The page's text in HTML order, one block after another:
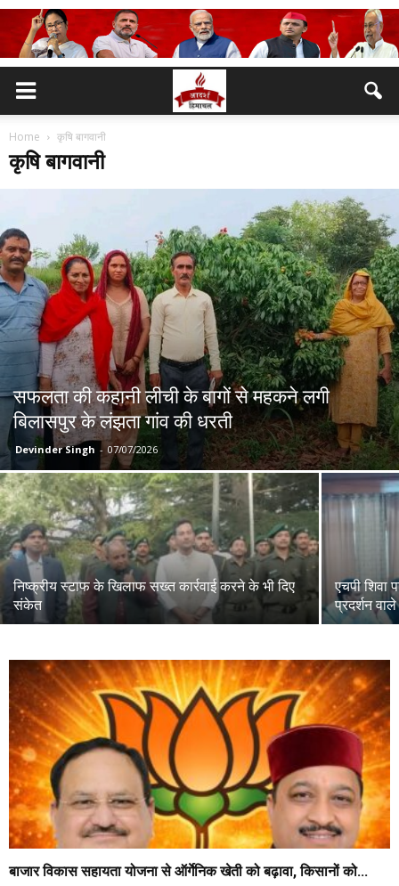
Home कृषि बागवानी
कृषि बागवानी
सफलता की कहानी लीची के बागों से महकने लगी
बिलासपुर के लंझता गांव की धरती
Devinder Singh - 07/07/2026
निष्क्रीय स्टाफ के खिलाफ सख्त कार्रवाई करने के भी दिए
संकेत
एचपी शिवा
प्रदर्शन
बाजार विकास सहायता योजना से ऑर्गेनिक खेती को बढ़ावा, किसानों को...